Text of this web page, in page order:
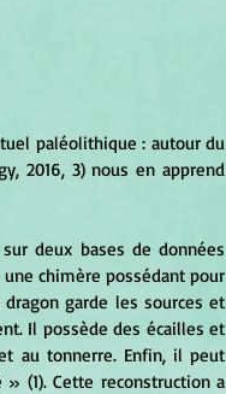
paléolithique : autour du
2016, 3) nous en apprend
chimère possédant pour
garde les sources et
Il possède des écailles et
au tonnerre. Enfin, il peut
(1). Cette reconstruction a